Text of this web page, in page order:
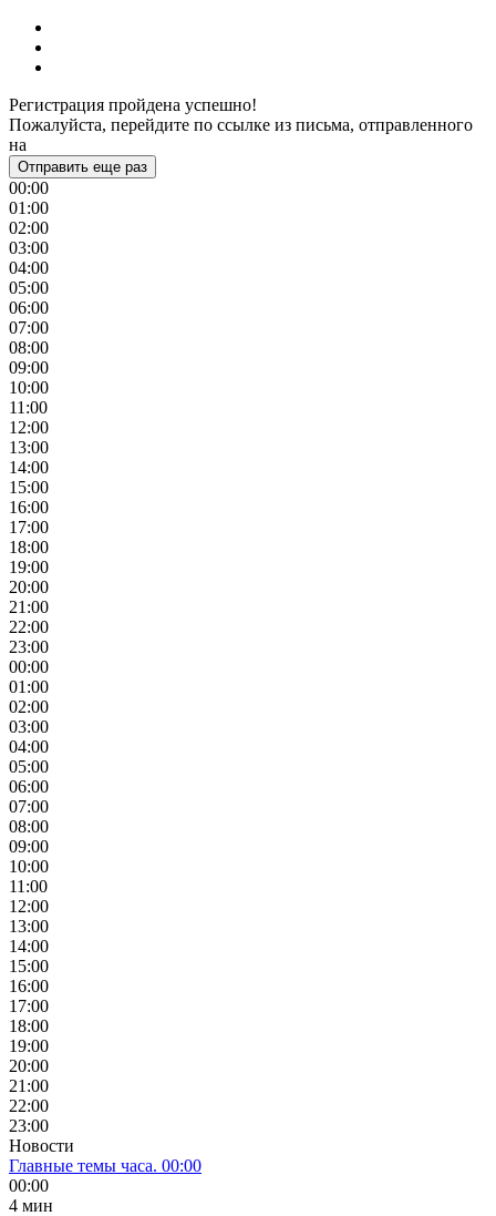
Регистрация пройдена успешно!
Пожалуйста, перейдите по ссылке из письма, отправленного
на
Отправить еще раз
00:00
01:00
02:00
03:00
04:00
05:00
06:00
07:00
08:00
09:00
10:00
11:00
12:00
13:00
14:00
15:00
16:00
17:00
18:00
19:00
20:00
21:00
22:00
23:00
00:00
01:00
02:00
03:00
04:00
05:00
06:00
07:00
08:00
09:00
10:00
11:00
12:00
13:00
14:00
15:00
16:00
17:00
18:00
19:00
20:00
21:00
22:00
23:00
Новости
Главные темы часа. 00:00
00:00
4 мин